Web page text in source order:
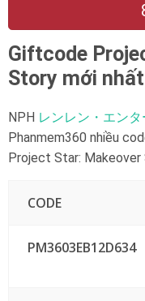
Giftcode
Story mới
NPH レンレン・エン
Phanmem360 nhiều
Project Star: Makeover
CODE
PM3603EB12D634